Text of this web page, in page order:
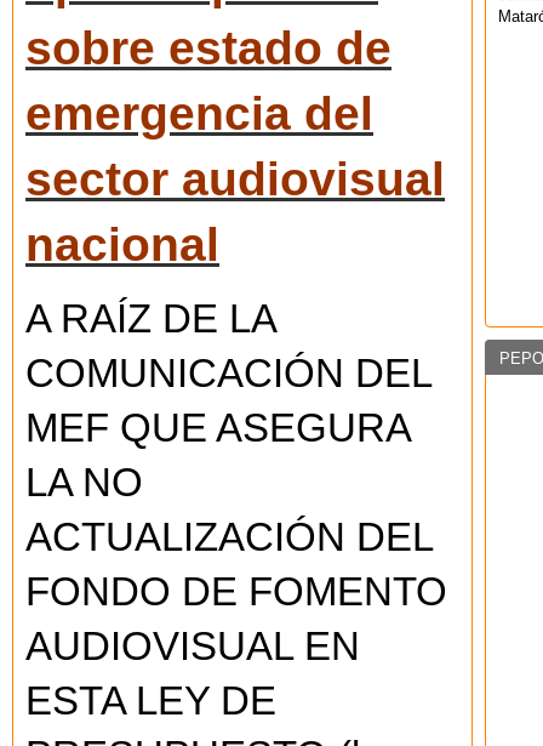
sobre estado de
emergencia del
sector audiovisual
nacional
A RAÍZ DE LA
COMUNICACIÓN DEL
MEF QUE ASEGURA
LA NO
ACTUALIZACIÓN DEL
FONDO DE FOMENTO
AUDIOVISUAL EN
ESTA LEY DE